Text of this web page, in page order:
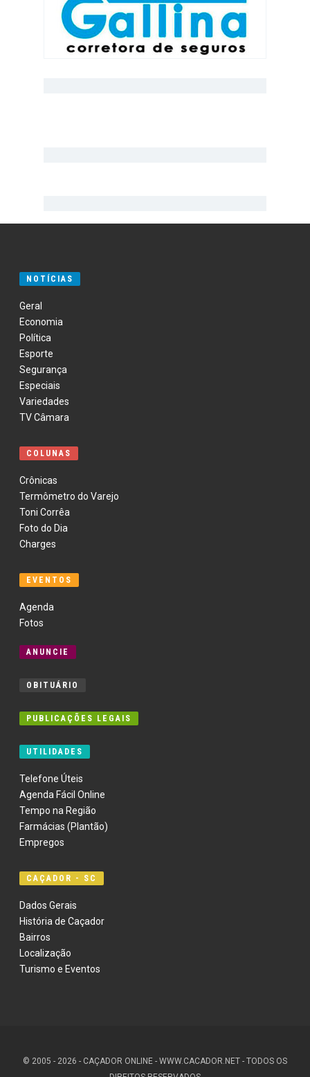
NOTÍCIAS
Geral
Economia
Política
Esporte
Segurança
Especiais
Variedades
TV Câmara
COLUNAS
Crônicas
Termômetro do Varejo
Toni Corrêa
Foto do Dia
Charges
EVENTOS
Agenda
Fotos
ANUNCIE
OBITUÁRIO
PUBLICAÇÕES LEGAIS
UTILIDADES
Telefone Úteis
Agenda Fácil Online
Tempo na Região
Farmácias (Plantão)
Empregos
CAÇADOR - SC
Dados Gerais
História de Caçador
Bairros
Localização
Turismo e Eventos
© 2005 - 2026 - CAÇADOR ONLINE - WWW.CACADOR.NET - TODOS OS